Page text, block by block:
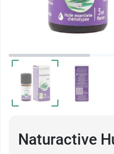
Naturactive